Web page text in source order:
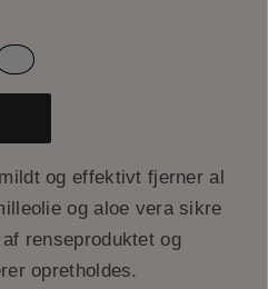
og effektivt fjerner al
og aloe vera sikre
renseproduktet og
opretholdes.